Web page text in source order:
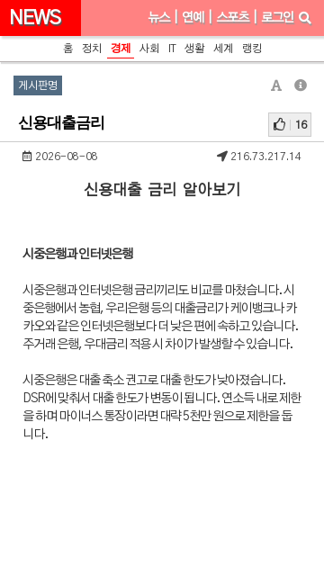
NEWS 뉴스 연예 스포츠 로그인
홈 정치 경제 사회 IT 생활 세계 랭킹
게시판명
신용대출금리 16
2026-08-08 216.73.217.14
신용대출 금리 알아보기
시중은행과 인터넷은행
시중은행과 인터넷은행 금리끼리도 비교를 마쳤습니다. 시
중은행에서 농협, 우리은행 등의 대출금리가 케이뱅크나 카
카오와 같은 인터넷은행보다 더 낮은 편에 속하고 있습니다.
주거래 은행, 우대금리 적용 시 차이가 발생할 수 있습니다.
시중은행은 대출 축소 권고로 대출 한도가 낮아졌습니다.
DSR에 맞춰서 대출 한도가 변동이 됩니다. 연소득 내로 제한
을 하며 마이너스 통장이라면 대략 5천만 원으로 제한을 둡
니다.